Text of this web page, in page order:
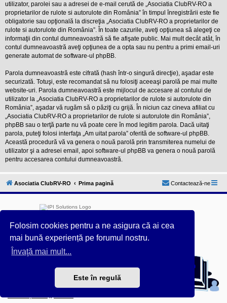
Folosim cookies pentru a ne asigura că ai cea
mai bună experiență pe forumul nostru.
Învaţă mai mult...
Este în regulă
a
n
i
a
utilizator, parolei sau a adresei de e-mail cerută de „Asociatia ClubRV-RO a
proprietarilor de rulote si autorulote din România” în timpul înregistrării este fie
obligatorie sau opţională la discreţia „Asociatia ClubRV-RO a proprietarilor de
rulote si autorulote din România”. În toate cazurile, aveţi opţiunea să alegeţi ce
informaţii din contul dumneavoastră să fie afişate public. Mai mult decât atât, în
contul dumneavoastră aveţi opţiunea de a opta sau nu pentru a primi email-uri
generate automat de software-ul phpBB.
Parola dumneavoastră este cifrată (hash într-o singură direcţie), aşadar este
securizată. Totuşi, este recomandat să nu folosiţi aceeaşi parolă pe mai multe
website-uri. Parola dumneavoastră este mijlocul de accesare al contului de
utilizator la „Asociatia ClubRV-RO a proprietarilor de rulote si autorulote din
România”, aşadar vă rugăm să o păziţi cu grijă. În niciun caz cineva afiliat cu
„Asociatia ClubRV-RO a proprietarilor de rulote si autorulote din România”,
phpBB sau o terţă parte nu vă poate cere în mod legitim parola. Dacă uitaţi
parola, puteţi folosi interfaţa „Am uitat parola” oferită de software-ul phpBB.
Această procedură vă va genera o nouă parolă prin transmiterea numelui de
utilizator şi a adresei email, apoi software-ul phpBB va genera o nouă parolă
pentru accesarea contului dumneavoastră.
Asociatia ClubRV-RO Prima pagină Contactează-ne
Furnizat de phpBB® Forum Software © phpBB Limited
Style ProsilverSlideEdition created by Talk19Zehn OnGray-
Design.de & Style Updated by